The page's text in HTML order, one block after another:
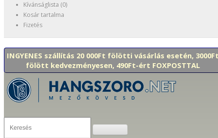
Kívánságlista (0)
Kosár tartalma
Fizetés
INGYENES szállítás 20 000Ft fölötti vásárlás esetén,
fölött kedvezményesen, 490Ft-ért FOXPOSTTAL